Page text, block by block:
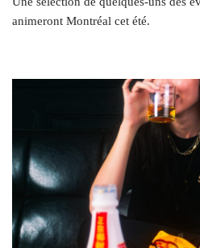
animeront Montréal cet été.